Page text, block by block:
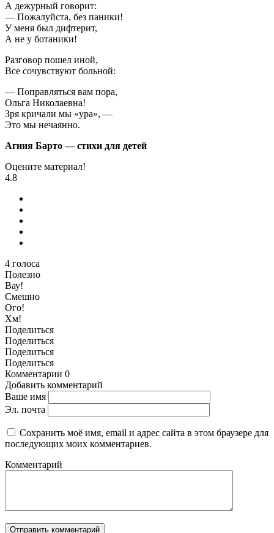
А дежурный говорит:
— Пожалуйста, без паники!
У меня был дифтерит,
А не у ботаники!
Разговор пошел иной,
Все сочувствуют больной:
— Поправляться вам пора,
Ольга Николаевна!
Зря кричали мы «ура», —
Это мы нечаянно.
Агния Барто — стихи для детей
Оцените материал!
4.8
4 голоса
Полезно
Вау!
Смешно
Ого!
Хм!
Поделиться
Поделиться
Поделиться
Поделиться
Комментарии 0
Добавить комментарий
Ваше имя
Эл. почта
Сохранить моё имя, email и адрес сайта в этом браузере для
последующих моих комментариев.
Комментарий